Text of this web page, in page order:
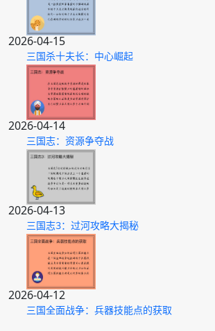
2026-04-15
三国杀十夫长：中心崛起
2026-04-14
三国志：资源争夺战
2026-04-13
三国志3：过河攻略大揭秘
2026-04-12
三国全面战争：兵器技能点的获取